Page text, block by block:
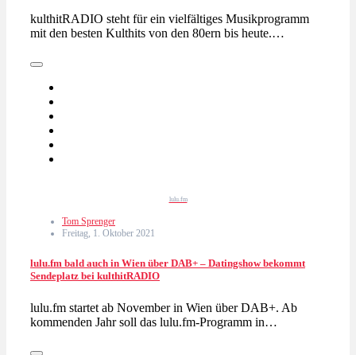
kulthitRADIO steht für ein vielfältiges Musikprogramm
mit den besten Kulthits von den 80ern bis heute.…
lulu.fm
Tom Sprenger
Freitag, 1. Oktober 2021
lulu.fm bald auch in Wien über DAB+ – Datingshow bekommt
Sendeplatz bei kulthitRADIO
lulu.fm startet ab November in Wien über DAB+. Ab
kommenden Jahr soll das lulu.fm-Programm in…